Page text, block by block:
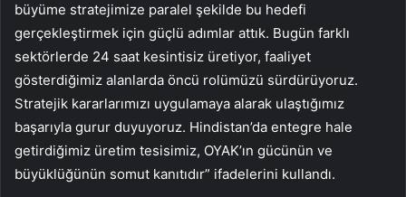
büyüme stratejimize paralel şekilde bu hedefi
gerçekleştirmek için güçlü adımlar attık. Bugün farklı
sektörlerde 24 saat kesintisiz üretiyor, faaliyet
gösterdiğimiz alanlarda öncü rolümüzü sürdürüyoruz.
Stratejik kararlarımızı uygulamaya alarak ulaştığımız
başarıyla gurur duyuyoruz. Hindistan’da entegre hale
getirdiğimiz üretim tesisimiz, OYAK’ın gücünün ve
büyüklüğünün somut kanıtıdır” ifadelerini kullandı.